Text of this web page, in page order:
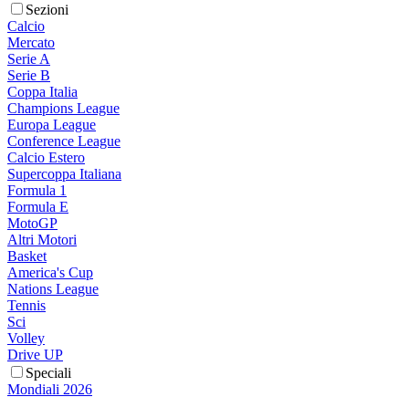
Sezioni
Calcio
Mercato
Serie A
Serie B
Coppa Italia
Champions League
Europa League
Conference League
Calcio Estero
Supercoppa Italiana
Formula 1
Formula E
MotoGP
Altri Motori
Basket
America's Cup
Nations League
Tennis
Sci
Volley
Drive UP
Speciali
Mondiali 2026